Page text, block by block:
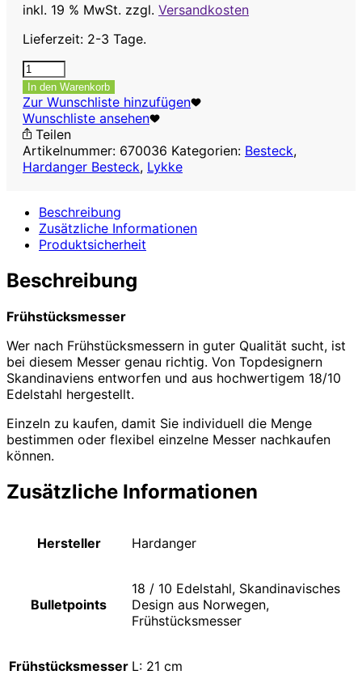
inkl. 19 % MwSt. zzgl. Versandkosten
Lieferzeit: 2-3 Tage.
Frühstücksmesser
Menge
In den Warenkorb
Zur Wunschliste hinzufügen
Wunschliste ansehen
Teilen
Artikelnummer: 670036 Kategorien: Besteck,
Hardanger Besteck, Lykke
Beschreibung
Zusätzliche Informationen
Produktsicherheit
Beschreibung
Frühstücksmesser
Wer nach Frühstücksmessern in guter Qualität sucht, ist
bei diesem Messer genau richtig. Von Topdesignern
Skandinaviens entworfen und aus hochwertigem 18/10
Edelstahl hergestellt.
Einzeln zu kaufen, damit Sie individuell die Menge
bestimmen oder flexibel einzelne Messer nachkaufen
können.
Zusätzliche Informationen
Hersteller Hardanger
Bulletpoints
18 / 10 Edelstahl, Skandinavisches
Design aus Norwegen,
Frühstücksmesser
Frühstücksmesser L: 21 cm